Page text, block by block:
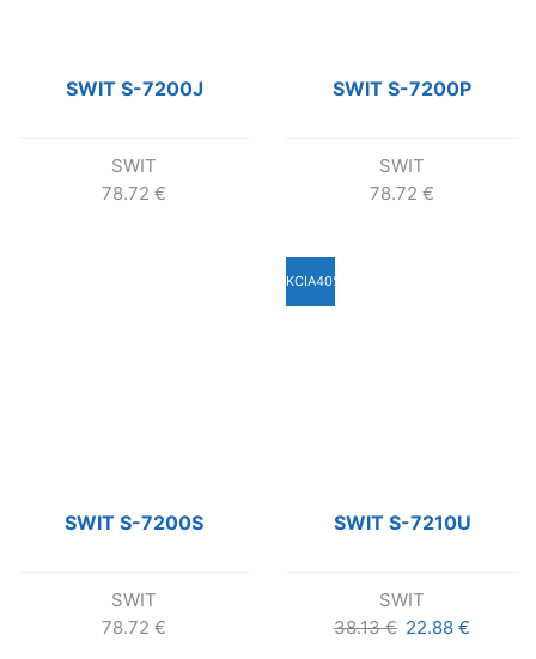
SWIT S-7200J
SWIT
78.72 €
SWIT S-7200P
SWIT
78.72 €
SWIT S-7200S
SWIT
78.72 €
AKCIA40%
SWIT S-7210U
SWIT
38.13€ Pôvodná
22.88 €